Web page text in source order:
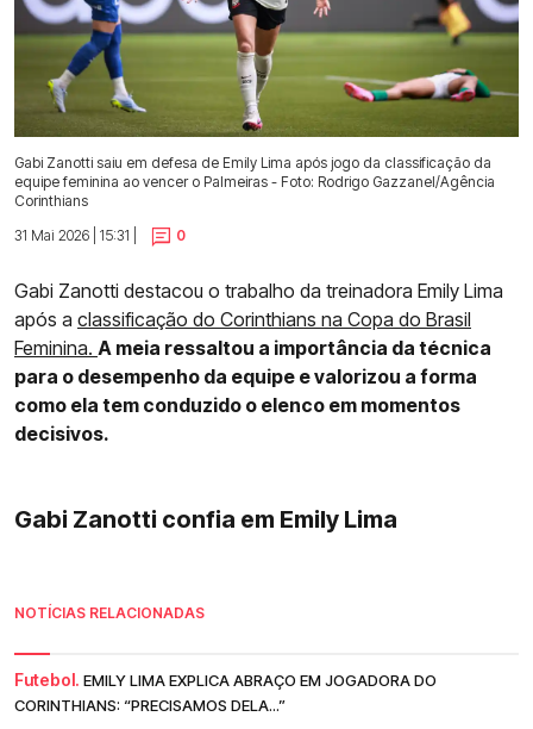
Gabi Zanotti saiu em defesa de Emily Lima após jogo da classificação da
equipe feminina ao vencer o Palmeiras - Foto: Rodrigo Gazzanel/Agência
Corinthians
31 Mai 2026 | 15:31 |
0
Gabi Zanotti destacou o trabalho da treinadora Emily Lima
após a classificação do Corinthians na Copa do Brasil
Feminina. A meia ressaltou a importância da técnica
para o desempenho da equipe e valorizou a forma
como ela tem conduzido o elenco em momentos
decisivos.
Gabi Zanotti confia em Emily Lima
NOTÍCIAS RELACIONADAS
Futebol. EMILY LIMA EXPLICA ABRAÇO EM JOGADORA DO
CORINTHIANS: “PRECISAMOS DELA...”